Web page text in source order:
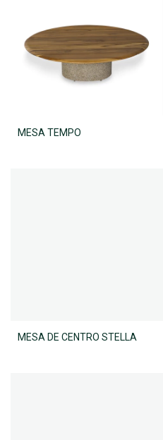
MESA TEMPO
MESA DE CENTRO STELLA